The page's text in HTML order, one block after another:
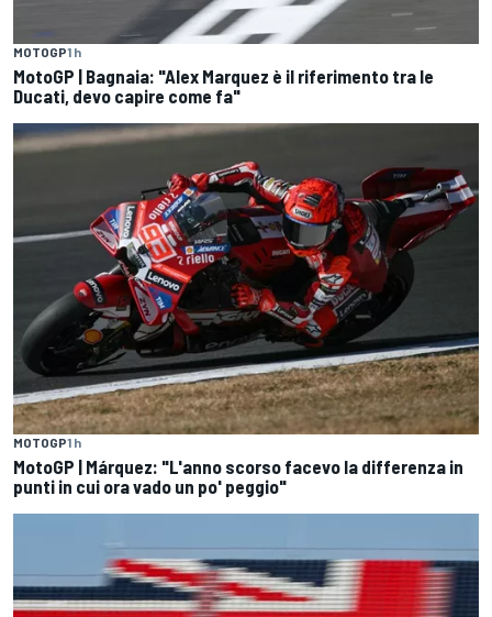
MOTOGP1 h
MotoGP | Bagnaia: "Alex Marquez è il riferimento tra le
Ducati, devo capire come fa"
MOTOGP1 h
MotoGP | Márquez: "L'anno scorso facevo la differenza in
punti in cui ora vado un po' peggio"